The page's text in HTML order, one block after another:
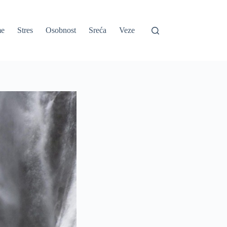
Stres Osobnost Sreća Veze